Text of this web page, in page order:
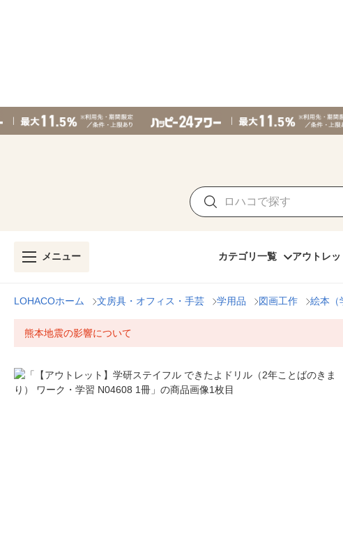
メニュー カテゴリ一覧 アウトレッ
LOHACOホーム 文房具・オフィス・手芸 学用品 図画工作 絵本（
熊本地震の影響について